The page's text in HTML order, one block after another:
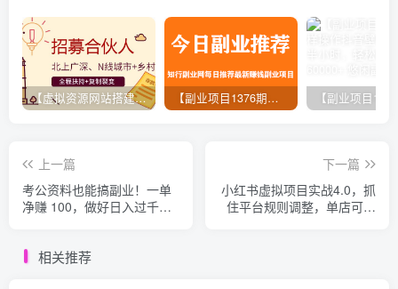
【虚拟资源网站搭建服务】加盟本站系统，做一个和本站一样的独立网站，躺赚的项目 【副业项目1376期】龟课最新闲鱼项目玩法实战教程_全新升级月收益几千到几万
上一篇
考公资料也能搞副业！一单
净赚 100，做好日入过千，
下一篇
小红书虚拟项目实战4.0，抓
住平台规则调整，单店可日
相关推荐